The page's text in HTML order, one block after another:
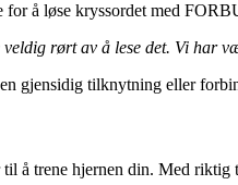
for å løse kryssordet med
rørt av å lese det. Vi har
gjensidig tilknytning eller
å trene hjernen din. Med